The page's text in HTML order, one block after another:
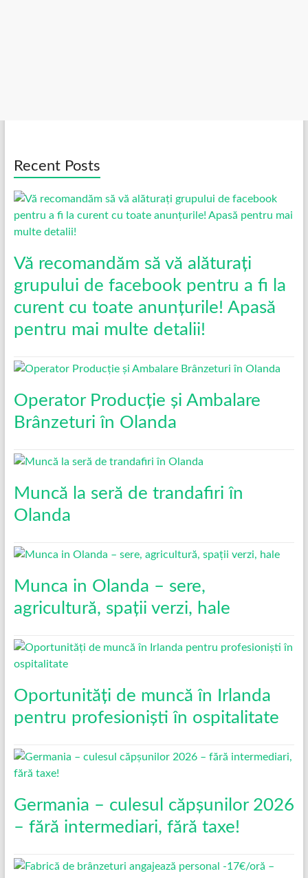
Recent Posts
Vă recomandăm să vă alăturați
grupului de facebook pentru a fi la
curent cu toate anunțurile! Apasă
pentru mai multe detalii!
Operator Producție și Ambalare
Brânzeturi în Olanda
Muncă la seră de trandafiri în
Olanda
Munca in Olanda – sere,
agricultură, spații verzi, hale
Oportunități de muncă în Irlanda
pentru profesioniști în ospitalitate
Germania – culesul căpșunilor 2026
– fără intermediari, fără taxe!